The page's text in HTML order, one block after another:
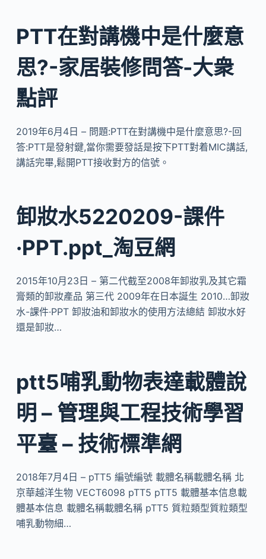
PTT在對講機中是什麼意
思?-家居裝修問答-大衆
點評
2019年6月4日 – 問題:PTT在對講機中是什麼意思?-回
答:PTT是發射鍵,當你需要發話是按下PTT對着MIC講話,
講話完畢,鬆開PTT接收對方的信號。
卸妝水5220209-課件
·PPT.ppt_淘豆網
2015年10月23日 – 第二代截至2008年卸妝乳及其它霜
膏類的卸妝產品 第三代 2009年在日本誕生 2010…卸妝
水-課件·PPT 卸妝油和卸妝水的使用方法總結 卸妝水好
還是卸妝…
ptt5哺乳動物表達載體說
明 – 管理與工程技術學習
平臺 – 技術標準網
2018年7月4日 – pTT5 編號編號 載體名稱載體名稱 北
京華越洋生物 VECT6098 pTT5 pTT5 載體基本信息載
體基本信息 載體名稱載體名稱 pTT5 質粒類型質粒類型
哺乳動物細…